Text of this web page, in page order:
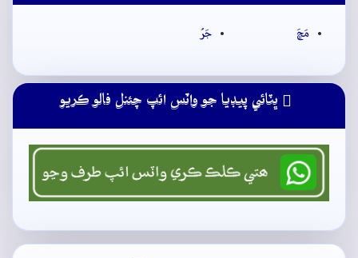
مَڇَ جَرُ
ڀٽائي پيڊيا جو واٽس ائپ چئنل فالو ڪريو